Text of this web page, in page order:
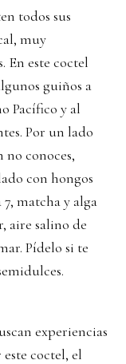
todos sus
muy
En este coctel
guiños a
Pacífico y al
Por un lado
no conoces,
con hongos
matcha y alga
aire salino de
Pídelo si te
experiencias
coctel, el